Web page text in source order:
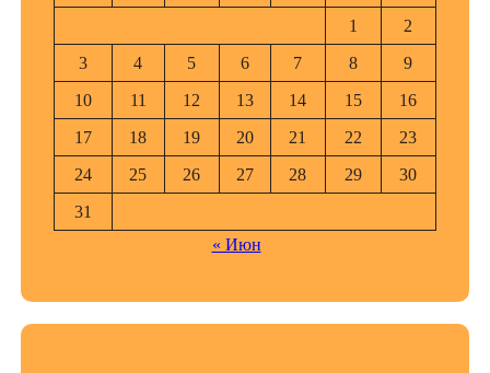
1
2
3
4 5 6 7 8
9
10
11 12 13 14 15
16
17
18 19 20 21 22
23
24
25 26 27 28 29
30
31
« Июн